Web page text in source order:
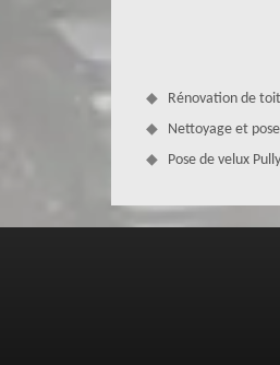
Pour une réparation
plusieurs facteurs :
de l’état de votre
Rénovation de
Nettoyage et
Pose de velux